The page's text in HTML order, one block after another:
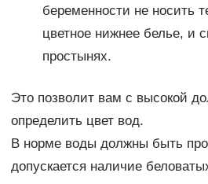
беременности не носить
цветное нижнее белье, и
простынях.
Это позволит вам с высокой
определить цвет вод.
В норме воды должны быть
допускается наличие